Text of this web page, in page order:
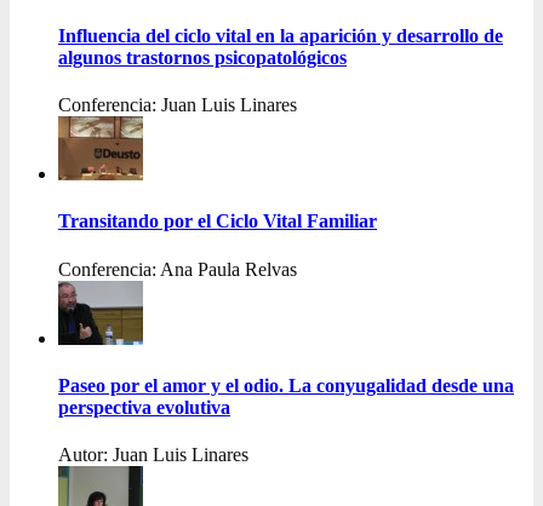
Influencia del ciclo vital en la aparición y desarrollo de
algunos trastornos psicopatológicos
Conferencia: Juan Luis Linares
Transitando por el Ciclo Vital Familiar
Conferencia: Ana Paula Relvas
Paseo por el amor y el odio. La conyugalidad desde una
perspectiva evolutiva
Autor: Juan Luis Linares